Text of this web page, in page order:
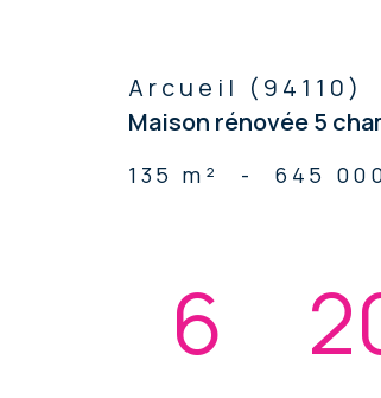
Arcueil (94110)
Maison rénovée 5
135 m² - 645
6